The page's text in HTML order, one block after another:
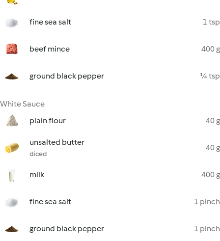
fine sea salt 1 tsp
beef mince 400 g
ground black pepper ¼ tsp
White Sauce
plain flour
40 g
unsalted butter
diced
40 g
milk 400 g
fine sea salt 1 pinch
ground black pepper 1 pinch